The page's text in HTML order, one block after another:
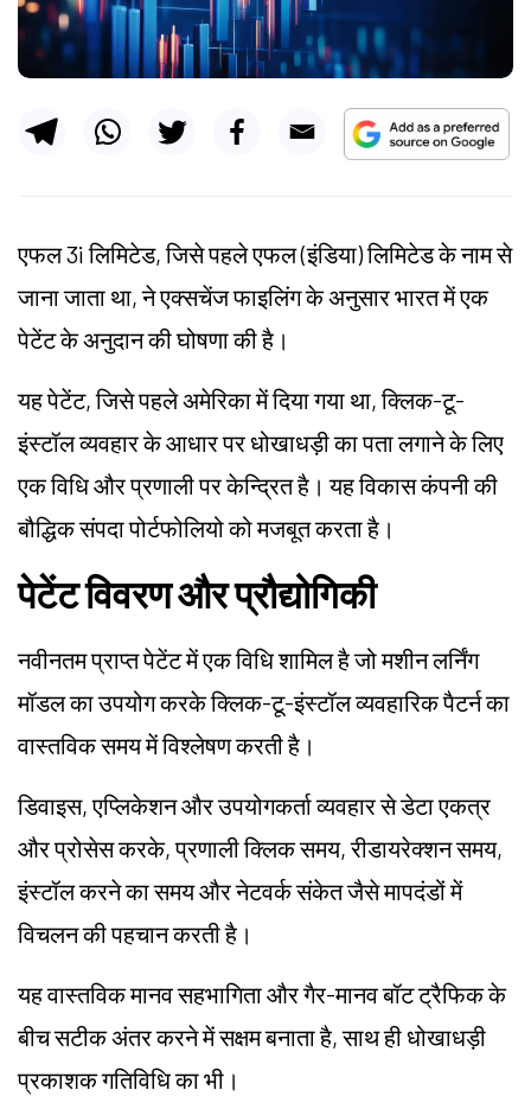
एफल 3i लिमिटेड, जिसे पहले एफल (इंडिया) लिमिटेड के नाम से
जाना जाता था, ने एक्सचेंज फाइलिंग के अनुसार भारत में एक
पेटेंट के अनुदान की घोषणा की है।
यह पेटेंट, जिसे पहले अमेरिका में दिया गया था, क्लिक-टू-
इंस्टॉल व्यवहार के आधार पर धोखाधड़ी का पता लगाने के लिए
एक विधि और प्रणाली पर केन्द्रित है। यह विकास कंपनी की
बौद्धिक संपदा पोर्टफोलियो को मजबूत करता है।
पेटेंट विवरण और प्रौद्योगिकी
नवीनतम प्राप्त पेटेंट में एक विधि शामिल है जो मशीन लर्निंग
मॉडल का उपयोग करके क्लिक-टू-इंस्टॉल व्यवहारिक पैटर्न का
वास्तविक समय में विश्लेषण करती है।
डिवाइस, एप्लिकेशन और उपयोगकर्ता व्यवहार से डेटा एकत्र
और प्रोसेस करके, प्रणाली क्लिक समय, रीडायरेक्शन समय,
इंस्टॉल करने का समय और नेटवर्क संकेत जैसे मापदंडों में
विचलन की पहचान करती है।
यह वास्तविक मानव सहभागिता और गैर-मानव बॉट ट्रैफिक के
बीच सटीक अंतर करने में सक्षम बनाता है, साथ ही धोखाधड़ी
प्रकाशक गतिविधि का भी।